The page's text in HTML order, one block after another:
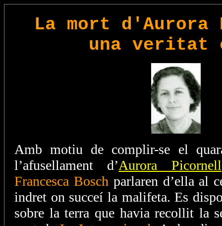
La mort
una veritat
Amb motiu de complir-se el
l’afusellament d’Aurora Picornell
Francesca Bosch parlaren d’ella al
indret on succeí la malifeta. Es
sobre la terra que havia recollit la